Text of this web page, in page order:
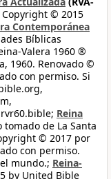
Copyright © 2015
Contemporánea
Bíblicas
Valera 1960 ®
1960. Renovado ©
con permiso. Si
Reina
tomado de La Santa
© 2017 por
con permiso.
mundo.; Reina-
by United Bible